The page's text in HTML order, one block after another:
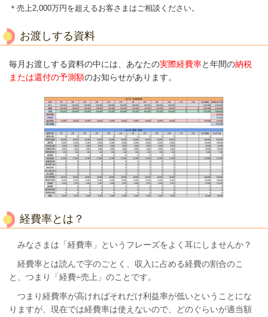
＊売上2,000万円を超えるお客さまはご相談ください。
お渡しする資料
毎月お渡しする資料の中には、あなたの実際経費率と年間の納税
または還付の予測額のお知らせがあります。
経費率とは？
みなさまは「経費率」というフレーズをよく耳にしませんか？
経費率とは読んで字のごとく、収入に占める経費の割合のこ
と、つまり「経費÷売上」のことです。
つまり経費率が高ければそれだけ利益率が低いということにな
りますが、現在では経費率は使えないので、どのぐらいが適当額